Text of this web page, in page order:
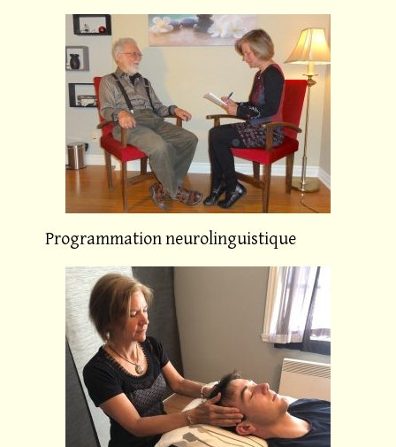
Programmation neurolinguistique